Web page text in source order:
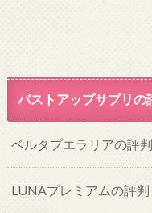
バストアップサプリの
ベルタプエラリアの評
LUNAプレミアムの評判